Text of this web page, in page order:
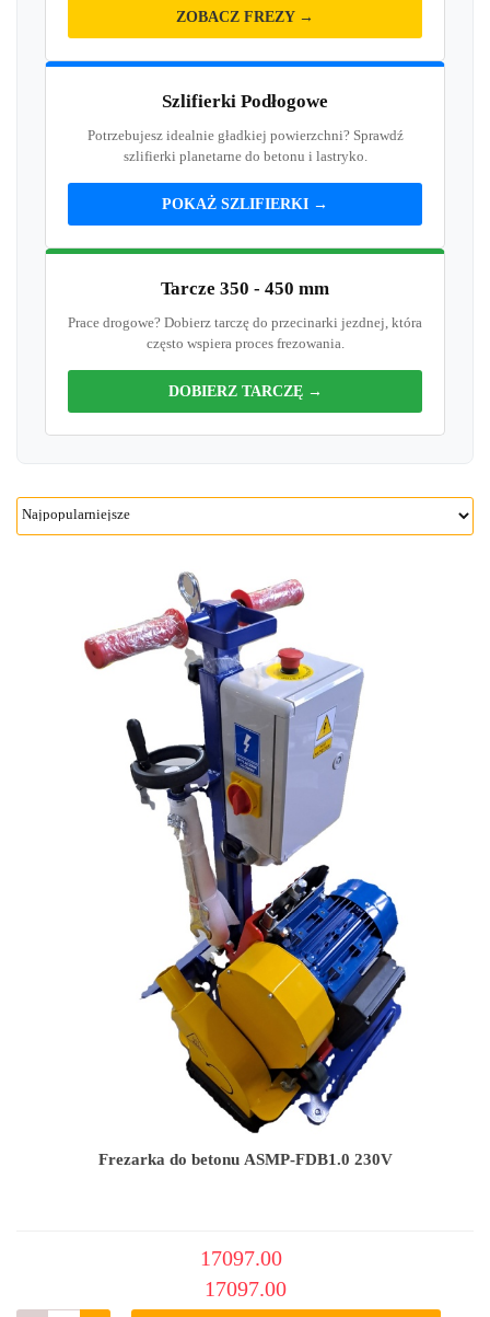
ZOBACZ FREZY →
Szlifierki Podłogowe
Potrzebujesz idealnie gładkiej powierzchni? Sprawdź
szlifierki planetarne do betonu i lastryko.
POKAŻ SZLIFIERKI →
Tarcze 350 - 450 mm
Prace drogowe? Dobierz tarczę do przecinarki jezdnej, która
często wspiera proces frezowania.
DOBIERZ TARCZĘ →
Frezarka do betonu ASMP-FDB1.0 230V
17097.00
17097.00